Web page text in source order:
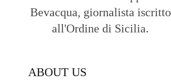
Bevacqua, giornalista iscritto
all'Ordine di Sicilia.
ABOUT US